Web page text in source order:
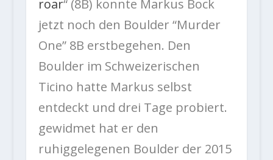
roar“ (8B) konnte Markus Bock
jetzt noch den Boulder “Murder
One” 8B erstbegehen. Den
Boulder im Schweizerischen
Ticino hatte Markus selbst
entdeckt und drei Tage probiert.
gewidmet hat er den
ruhiggelegenen Boulder der 2015